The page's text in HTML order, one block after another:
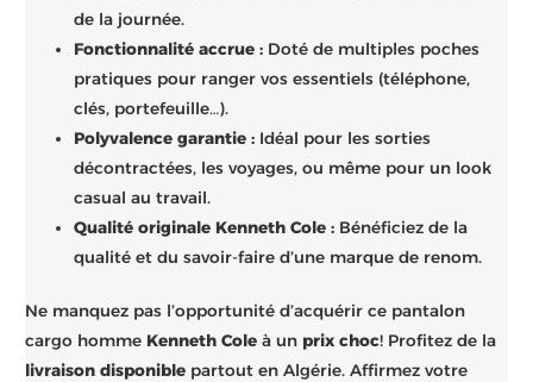
de la journée.
Fonctionnalité accrue : Doté de multiples poches
pratiques pour ranger vos essentiels (téléphone,
clés, portefeuille…).
Polyvalence garantie : Idéal pour les sorties
décontractées, les voyages, ou même pour un look
casual au travail.
Qualité originale Kenneth Cole : Bénéficiez de la
qualité et du savoir-faire d’une marque de renom.
Ne manquez pas l’opportunité d’acquérir ce pantalon
cargo homme Kenneth Cole à un prix choc! Profitez de la
livraison disponible partout en Algérie. Affirmez votre